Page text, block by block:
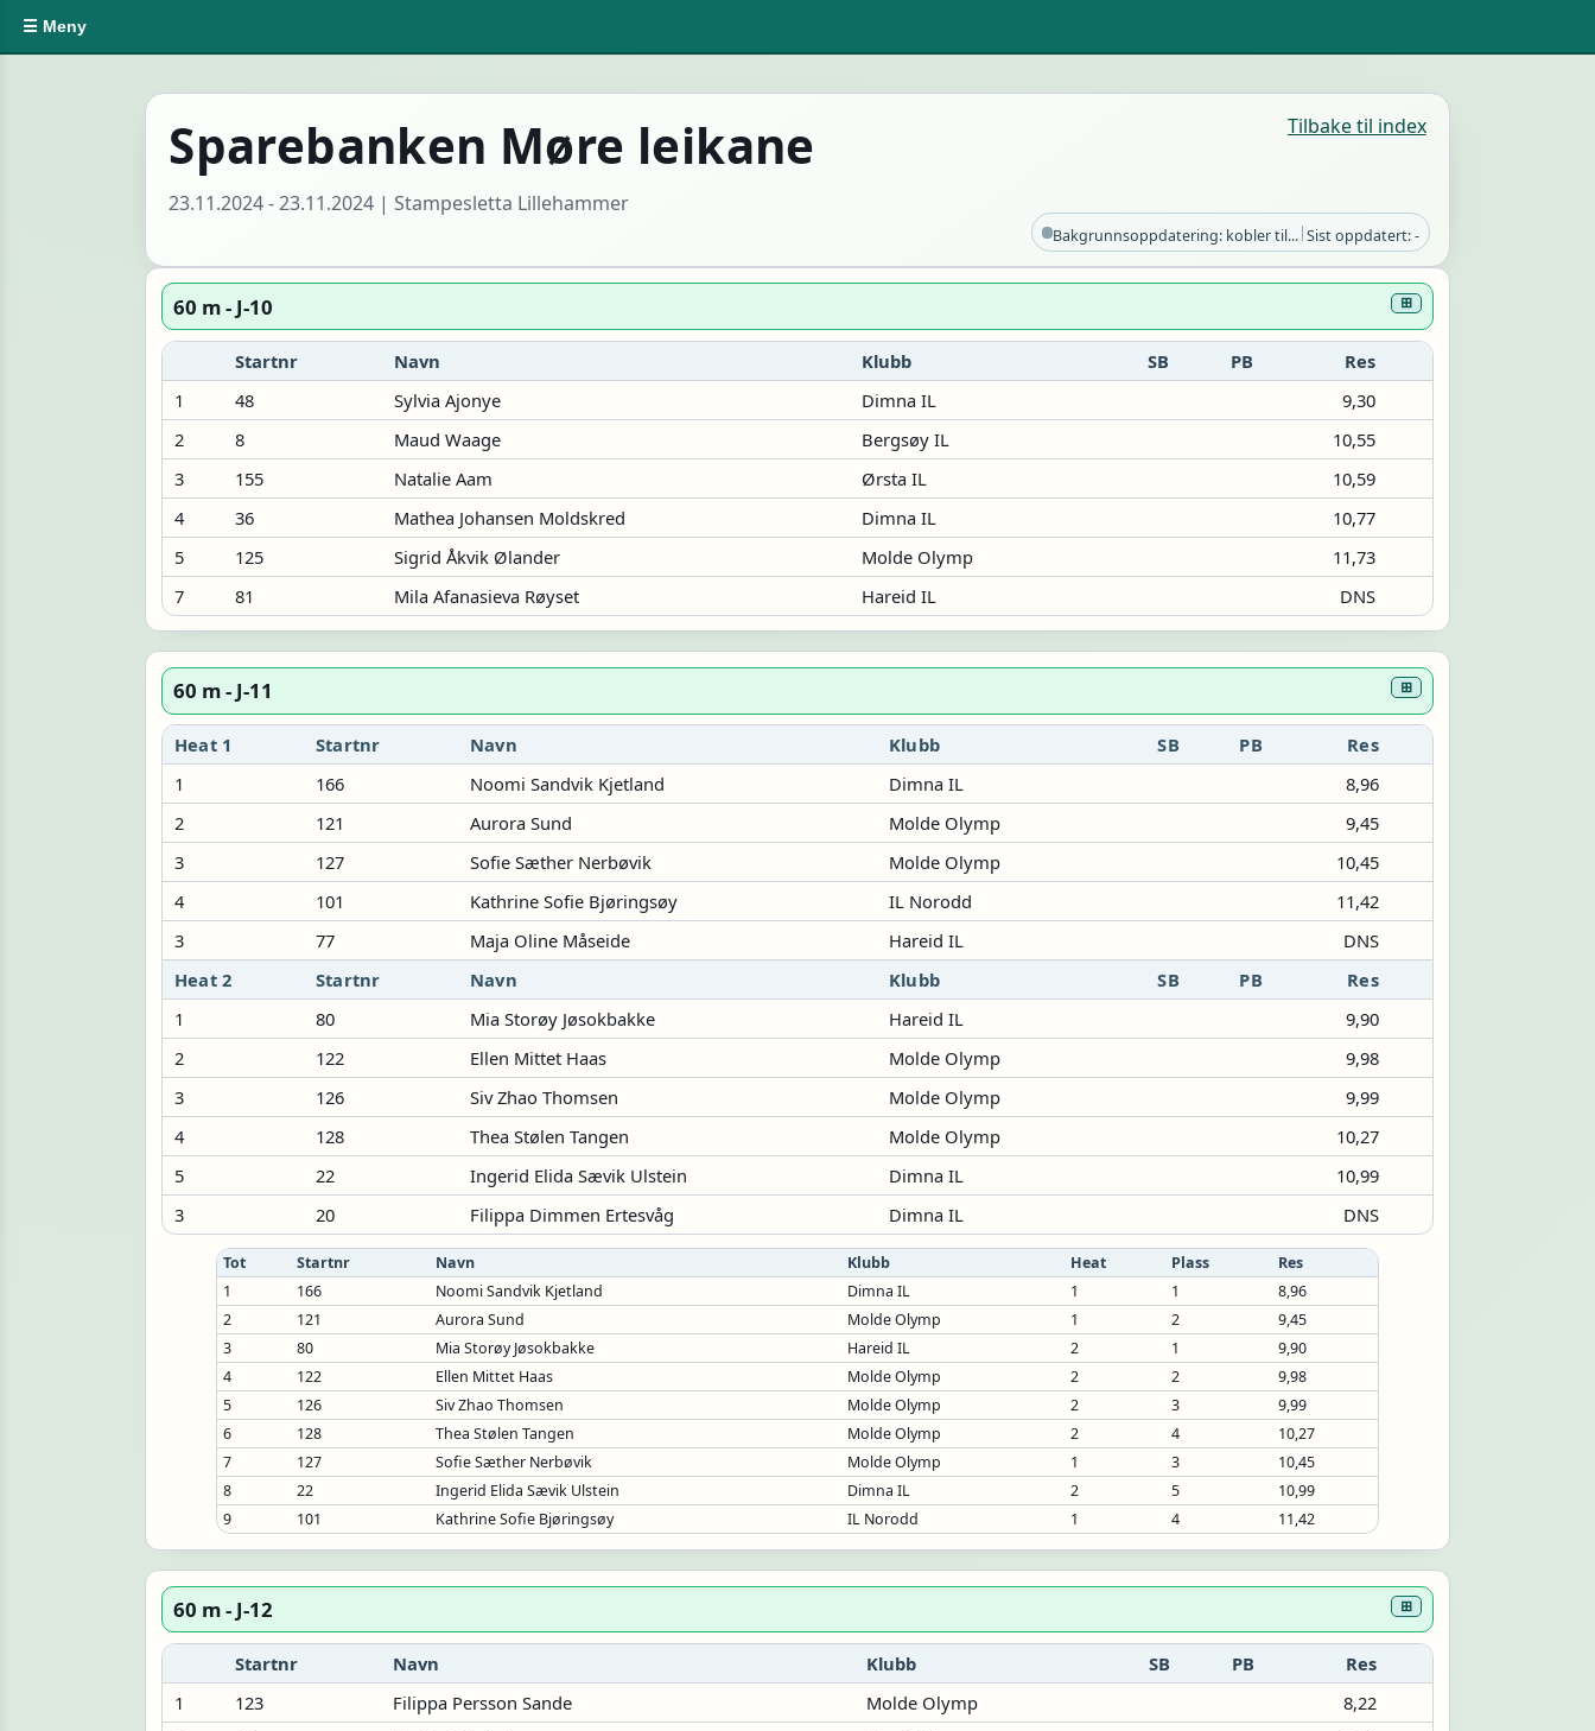
☰ Meny
Sparebanken Møre leikane Tilbake til index
23.11.2024 - 23.11.2024 | Stampesletta Lillehammer
Bakgrunnsoppdatering: kobler til...|Sist oppdatert: -
60 m - J-10 ⊞
Startnr Navn Klubb SB PB
Res
1
48 Sylvia Ajonye Dimna IL
9,30
2
8 Maud Waage Bergsøy IL
10,55
3
155 Natalie Aam Ørsta IL
10,59
4
36 Mathea Johansen Moldskred Dimna IL
10,77
5
125 Sigrid Åkvik Ølander Molde Olymp
11,73
7
81 Mila Afanasieva Røyset Hareid IL DNS
60 m - J-11 ⊞
Heat 1 Startnr Navn Klubb SB PB
Res
1
166 Noomi Sandvik Kjetland Dimna IL
8,96
2
121 Aurora Sund Molde Olymp
9,45
3
127 Sofie Sæther Nerbøvik Molde Olymp
10,45
4
101 Kathrine Sofie Bjøringsøy IL Norodd
11,42
3
77 Maja Oline Måseide Hareid IL
DNS
Heat 2
Startnr Navn Klubb SB PB
Res
1
80 Mia Storøy Jøsokbakke Hareid IL
9,90
2
122 Ellen Mittet Haas Molde Olymp
9,98
3
126 Siv Zhao Thomsen Molde Olymp
9,99
4
128 Thea Stølen Tangen Molde Olymp
10,27
5
22 Ingerid Elida Sævik Ulstein Dimna IL
10,99
3
20 Filippa Dimmen Ertesvåg Dimna IL DNS
Tot Startnr Navn Klubb Heat Plass
Res
1
166 Noomi Sandvik Kjetland Dimna IL 1 1
8,96
2
121 Aurora Sund Molde Olymp 1 2
9,45
3
80 Mia Storøy Jøsokbakke Hareid IL 2 1
9,90
4
122 Ellen Mittet Haas Molde Olymp 2 2
9,98
5
126 Siv Zhao Thomsen Molde Olymp 2 3
9,99
6
128 Thea Stølen Tangen Molde Olymp 2 4
10,27
7
127 Sofie Sæther Nerbøvik Molde Olymp 1 3
10,45
8
22 Ingerid Elida Sævik Ulstein Dimna IL 2 5
10,99
9
101 Kathrine Sofie Bjøringsøy IL Norodd 1 4 11,42
60 m - J-12 ⊞
Startnr Navn Klubb SB PB
Res
1
123 Filippa Persson Sande Molde Olymp
8,22